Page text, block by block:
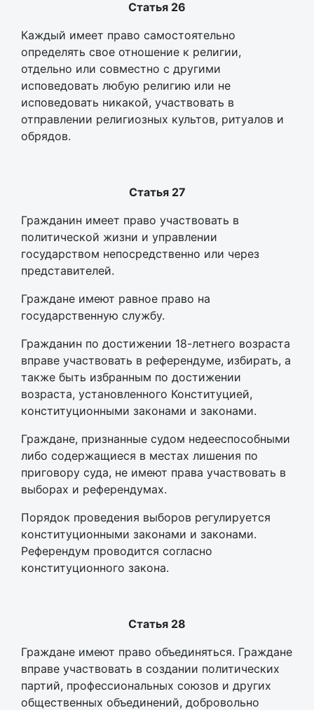
Статья 26
Каждый имеет право самостоятельно
определять свое отношение к религии,
отдельно или совместно с другими
исповедовать любую религию или не
исповедовать никакой, участвовать в
отправлении религиозных культов, ритуалов и
обрядов.
Статья 27
Гражданин имеет право участвовать в
политической жизни и управлении
государством непосредственно или через
представителей.
Граждане имеют равное право на
государственную службу.
Гражданин по достижении 18-летнего возраста
вправе участвовать в референдуме, избирать, а
также быть избранным по достижении
возраста, установленного Конституцией,
конституционными законами и законами.
Граждане, признанные судом недееспособными
либо содержащиеся в местах лишения по
приговору суда, не имеют права участвовать в
выборах и референдумах.
Порядок проведения выборов регулируется
конституционными законами и законами.
Референдум проводится согласно
конституционного закона.
Статья 28
Граждане имеют право объединяться. Граждане
вправе участвовать в создании политических
партий, профессиональных союзов и других
общественных объединений, добровольно